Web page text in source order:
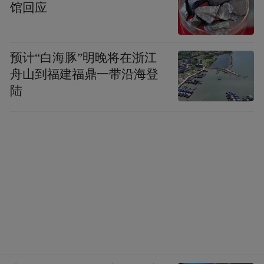
馆回应
预计“白海豚”明晚将在浙江
舟山到福建福鼎一带沿海登
陆